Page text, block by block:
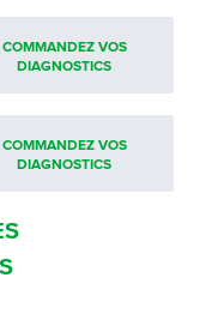
COMMANDEZ VOS
DIAGNOSTICS
COMMANDEZ VOS
DIAGNOSTICS